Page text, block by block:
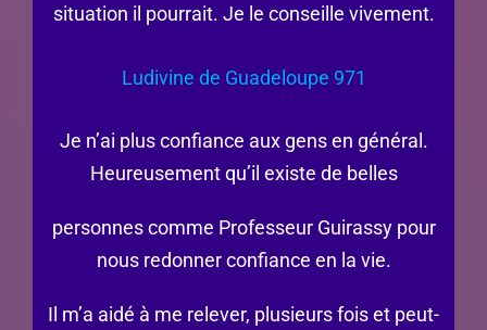
situation il pourrait. Je le conseille vivement.
Ludivine de Guadeloupe 971
Je n’ai plus confiance aux gens en général.
Heureusement qu’il existe de belles
personnes comme Professeur Guirassy pour
nous redonner confiance en la vie.
Il m’a aidé à me relever, plusieurs fois et peut-